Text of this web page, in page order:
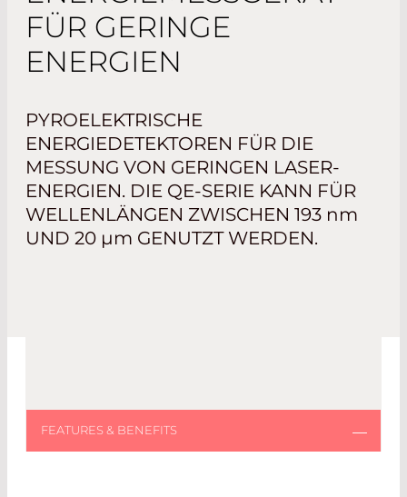
FÜR GERINGE
ENERGIEN
PYROELEKTRISCHE
ENERGIEDETEKTOREN FÜR DIE
MESSUNG VON GERINGEN LASER-
ENERGIEN. DIE QE-SERIE KANN FÜR
WELLENLÄNGEN ZWISCHEN 193 nm
UND 20 µm GENUTZT WERDEN.